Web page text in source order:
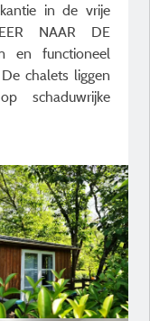
in de vrije
NAAR DE
en functioneel
chalets liggen
schaduwrijke